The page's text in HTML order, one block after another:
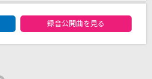
ルエントリーランキング
録音公開曲を見る